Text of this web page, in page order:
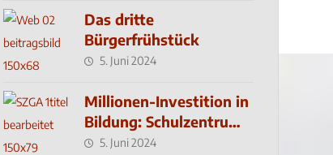
Das dritte
Bürgerfrühstück
5. Juni 2024
Millionen-Investition in
Bildung: Schulzentrum-
Neubau
5. Juni 2024